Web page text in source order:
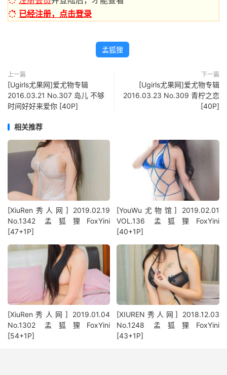
已经注册，点击登录
孟狐狸
上一篇
[Ugirls尤果网]爱尤物专辑
2016.03.21 No.307 岛儿 不够
时间好好来爱你 [40P]
下一篇
[Ugirls尤果网]爱尤物专辑
2016.03.23 No.309 青柠之恋
[40P]
相关推荐
[XiuRen秀人网] 2019.02.19
No.1342 孟狐狸FoxYini
[47+1P]
[YouWu尤物馆] 2019.02.01
VOL.136 孟狐狸FoxYini
[40+1P]
[XiuRen秀人网] 2019.01.04
No.1302 孟狐狸FoxYini
[54+1P]
[XIUREN秀人网] 2018.12.03
No.1248 孟狐狸FoxYini
[43+1P]